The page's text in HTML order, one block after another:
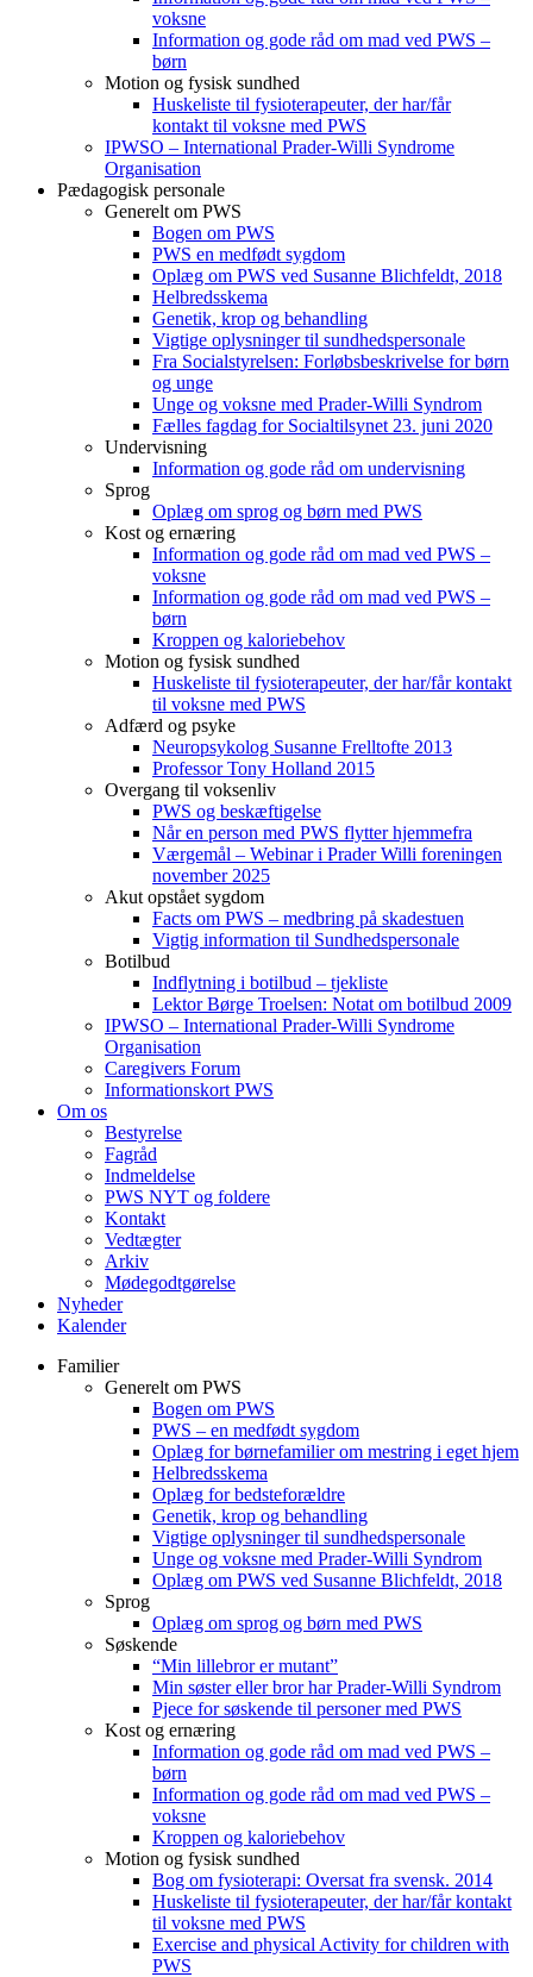
voksne
Information og gode råd om mad ved PWS –
børn
Motion og fysisk sundhed
Huskeliste til fysioterapeuter, der har/får
kontakt til voksne med PWS
IPWSO – International Prader-Willi Syndrome
Organisation
Pædagogisk personale
Generelt om PWS
Bogen om PWS
PWS en medfødt sygdom
Oplæg om PWS ved Susanne Blichfeldt, 2018
Helbredsskema
Genetik, krop og behandling
Vigtige oplysninger til sundhedspersonale
Fra Socialstyrelsen: Forløbsbeskrivelse for børn
og unge
Unge og voksne med Prader-Willi Syndrom
Fælles fagdag for Socialtilsynet 23. juni 2020
Undervisning
Information og gode råd om undervisning
Sprog
Oplæg om sprog og børn med PWS
Kost og ernæring
Information og gode råd om mad ved PWS –
voksne
Information og gode råd om mad ved PWS –
børn
Kroppen og kaloriebehov
Motion og fysisk sundhed
Huskeliste til fysioterapeuter, der har/får kontakt
til voksne med PWS
Adfærd og psyke
Neuropsykolog Susanne Frelltofte 2013
Professor Tony Holland 2015
Overgang til voksenliv
PWS og beskæftigelse
Når en person med PWS flytter hjemmefra
Værgemål – Webinar i Prader Willi foreningen
november 2025
Akut opstået sygdom
Facts om PWS – medbring på skadestuen
Vigtig information til Sundhedspersonale
Botilbud
Indflytning i botilbud – tjekliste
Lektor Børge Troelsen: Notat om botilbud 2009
IPWSO – International Prader-Willi Syndrome
Organisation
Caregivers Forum
Informationskort PWS
Om os
Bestyrelse
Fagråd
Indmeldelse
PWS NYT og foldere
Kontakt
Vedtægter
Arkiv
Mødegodtgørelse
Nyheder
Kalender
Familier
Generelt om PWS
Bogen om PWS
PWS – en medfødt sygdom
Oplæg for børnefamilier om mestring i eget hjem
Helbredsskema
Oplæg for bedsteforældre
Genetik, krop og behandling
Vigtige oplysninger til sundhedspersonale
Unge og voksne med Prader-Willi Syndrom
Oplæg om PWS ved Susanne Blichfeldt, 2018
Sprog
Oplæg om sprog og børn med PWS
Søskende
“Min lillebror er mutant”
Min søster eller bror har Prader-Willi Syndrom
Pjece for søskende til personer med PWS
Kost og ernæring
Information og gode råd om mad ved PWS –
børn
Information og gode råd om mad ved PWS –
voksne
Kroppen og kaloriebehov
Motion og fysisk sundhed
Bog om fysioterapi: Oversat fra svensk. 2014
Huskeliste til fysioterapeuter, der har/får kontakt
til voksne med PWS
Exercise and physical Activity for children with
PWS